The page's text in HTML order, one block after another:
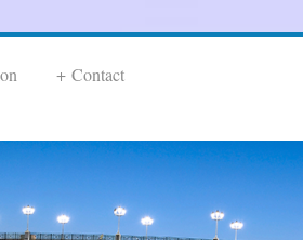
Contact